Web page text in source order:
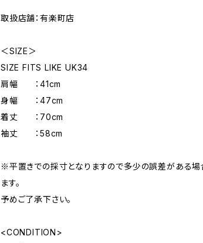
取扱店舗：有楽町店
＜SIZE＞
SIZE FITS LIKE UK34
肩幅 ：41cm
身幅 ：47cm
着丈 ：70cm
袖丈 ：58cm
※平置きでの採寸となりますので多少の誤差がある場
ます。
予めご了承下さい。
<CONDITION>